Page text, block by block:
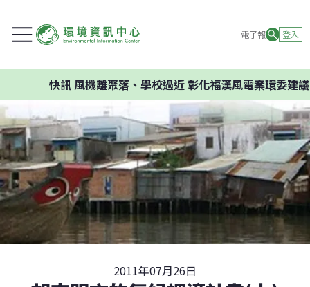
電子報 登入
風機離聚落、學校過近 彰化福漢風電案環委建議不應開發
2011年07月26日